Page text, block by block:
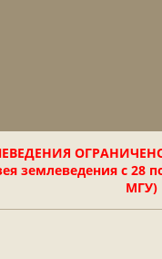
землеведения с 28
МГУ)